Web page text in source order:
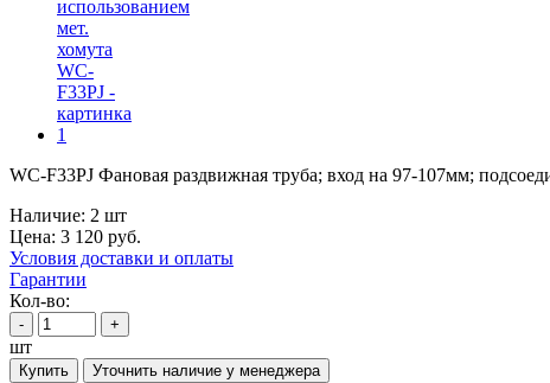
WC-F33PJ Фановая раздвижная труба; вход на 97-107мм;
Наличие: 2 шт
Цена: 3 120 руб.
Условия доставки и оплаты
Гарантии
Кол-во:
- +
шт
Купить Уточнить наличие у менеджера